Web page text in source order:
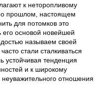
к неторопливому
прошлом, настоящем
для потомков это
его основой новейшей
называем своей
стали сталкиваться
устойчивая тенденция
и к широкому
отношения